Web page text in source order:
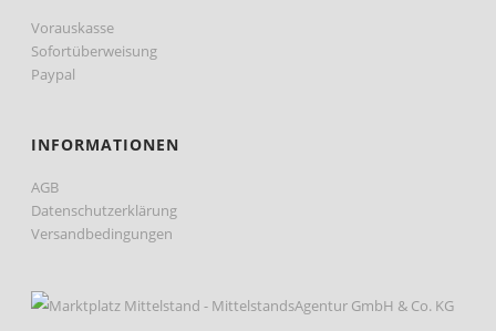
Vorauskasse
Sofortüberweisung
Paypal
INFORMATIONEN
AGB
Datenschutzerklärung
Versandbedingungen